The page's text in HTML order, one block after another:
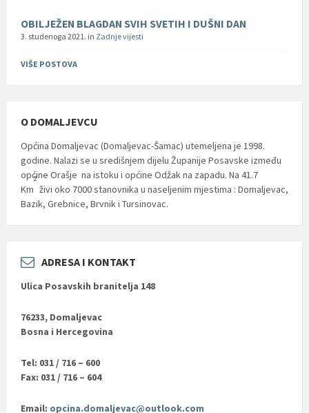
OBILJEŽEN BLAGDAN SVIH SVETIH I DUŠNI DAN
3. studenoga 2021. in Zadnje vijesti
VIŠE POSTOVA
O DOMALJEVCU
Općina Domaljevac (Domaljevac-Šamac) utemeljena je 1998.
godine. Nalazi se u središnjem dijelu Županije Posavske između
općine Orašje na istoku i općine Odžak na zapadu. Na 41.7
Km
2
živi oko 7000 stanovnika u naseljenim mjestima : Domaljevac,
Bazik, Grebnice, Brvnik i Tursinovac.
ADRESA I KONTAKT
Ulica Posavskih branitelja 148
76233, Domaljevac
Bosna i Hercegovina
Tel: 031 / 716 – 600
Fax: 031 / 716 – 604
Email: opcina.domaljevac@outlook.com